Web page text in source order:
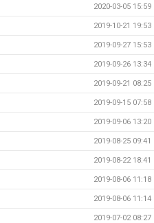
2020-03-05 15:59
2019-10-21 19:53
2019-09-27 15:53
2019-09-26 13:34
2019-09-21 08:25
2019-09-15 07:58
2019-09-06 13:20
2019-08-25 09:41
2019-08-22 18:41
2019-08-06 11:18
2019-08-06 11:14
2019-07-02 08:27